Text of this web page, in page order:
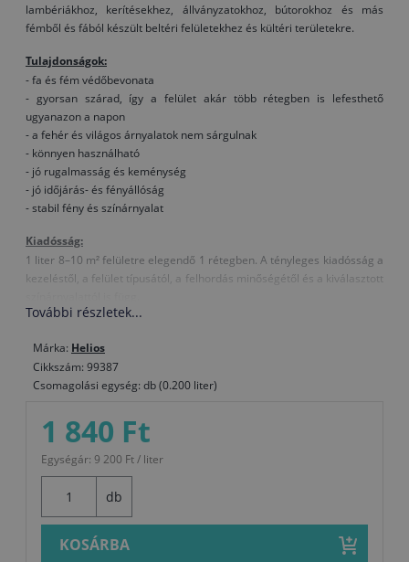
lambériákhoz, kerítésekhez, állványzatokhoz, bútorokhoz és más
fémből és fából készült beltéri felületekhez és kültéri területekre.
Tulajdonságok:
- fa és fém védőbevonata
- gyorsan szárad, így a felület akár több rétegben is lefesthető
ugyanazon a napon
- a fehér és világos árnyalatok nem sárgulnak
- könnyen használható
- jó rugalmasság és keménység
- jó időjárás- és fényállóság
- stabil fény és színárnyalat
Kiadósság:
1 liter 8–10 m² felületre elegendő 1 rétegben. A tényleges kiadósság a
kezeléstől, a felület típusától, a felhordás minőségétől és a kiválasztott
akril kötőanyag, oldószer, festék
Hígítás:
Megjegyzések, különleges tulajdonságok:
- Rosszul szellőztetett helyiségekben erős szervesoldószer-szag alakul
- A bevonat felhordásakor ajánlatos az egyes rétegek között a felületet
szebb lesz a bevonat végső megjelenése.
- A zománc nagyon gyorsan szárad, ezért ecsettel nehezebb
További részletek...
Márka: Helios
Cikkszám: 99387
Csomagolási egység: db (0.200 liter)
1 840 Ft
Egységár: 9 200 Ft / liter
db
KOSÁRBA